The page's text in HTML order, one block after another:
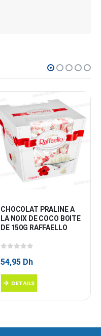
CHOCOLAT PRALINE A
LA NOIX DE COCO BOITE
DE 150G RAFFAELLO
54,95 Dh
DETAILS